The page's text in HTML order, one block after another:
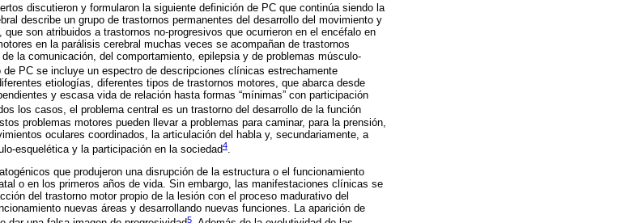
discutieron y formularon la siguiente definición de PC que continúa siendo la
describe un grupo de trastornos permanentes del desarrollo del movimiento y
son atribuidos a trastornos no-progresivos que ocurrieron en el encéfalo en
en la parálisis cerebral muchas veces se acompañan de trastornos
la comunicación, del comportamiento, epilepsia y de problemas músculo-
de PC se incluye un espectro de descripciones clínicas estrechamente
etiologías, diferentes tipos de trastornos motores, que abarca desde
y escasa vida de relación hasta formas “mínimas” con participación
los casos, el problema central es un trastorno del desarrollo de la función
problemas motores pueden llevar a problemas para caminar, para la prensión,
oculares coordinados, la articulación del habla y, secundariamente, a
esquelética y la participación en la sociedad4.
que produjeron una disrupción de la estructura o el funcionamiento
o en los primeros años de vida. Sin embargo, las manifestaciones clínicas se
del trastorno motor propio de la lesión con el proceso madurativo del
nuevas áreas y desarrollando nuevas funciones. La aparición de
5